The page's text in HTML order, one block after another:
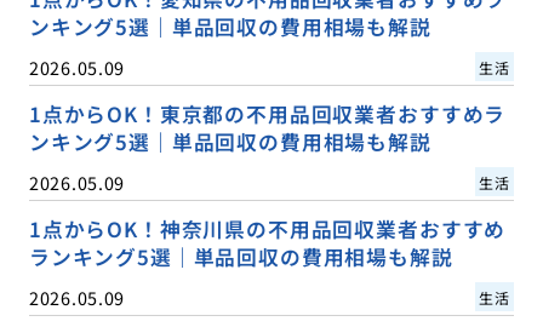
ンキング5選｜単品回収の費用相場も解説
2026.05.09 生活
1点からOK！東京都の不用品回収業者おすすめラ
ンキング5選｜単品回収の費用相場も解説
2026.05.09 生活
1点からOK！神奈川県の不用品回収業者おすすめ
ランキング5選｜単品回収の費用相場も解説
2026.05.09 生活